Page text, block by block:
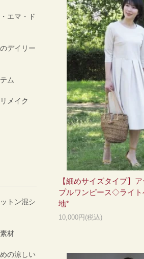
【細めサイズタイプ】
プルワンピース◇ライト
地*
10,000円(税込)
エマ・ド
デイリー
ム
メイク
トン混シ
材
の涼しい